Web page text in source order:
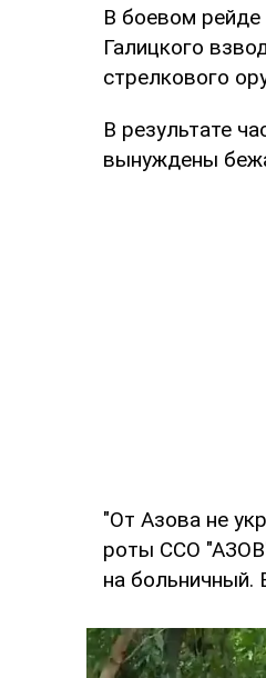
В боевом рейде
Галицкого
стрелкового
В результате
вынуждены
"От Азова не
роты ССО
на больничный.